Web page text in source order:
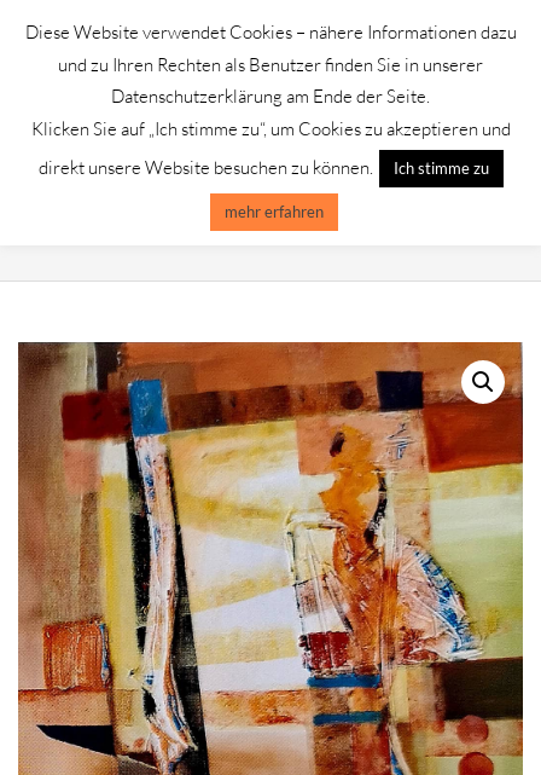
content GALERIE CHROMIK
Primary
Navigation
ALFRED GOCKEL /GICLEE AUF BÜTTEN
Diese Website verwendet Cookies – nähere Informationen dazu
und zu Ihren Rechten als Benutzer finden Sie in unserer
Datenschutzerklärung am Ende der Seite.
Klicken Sie auf „Ich stimme zu“, um Cookies zu akzeptieren und
direkt unsere Website besuchen zu können.
Ich stimme zu
mehr erfahren